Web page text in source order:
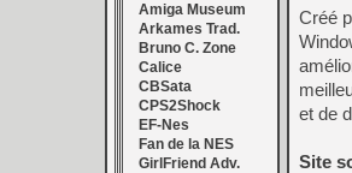
Amiga Museum
Arkames Trad.
Bruno C. Zone
Calice
CBSata
CPS2Shock
EF-Nes
Fan de la NES
GirlFriend Adv.
Créé
et de
Site